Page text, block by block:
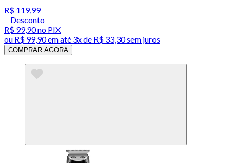
R$ 119,99
Desconto
R$ 99,90no PIX
ou R$ 99,90em até 3x de R$ 33,30 sem juros
COMPRAR AGORA